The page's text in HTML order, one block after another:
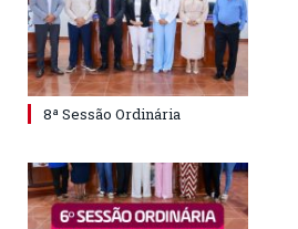
8ª Sessão Ordinária